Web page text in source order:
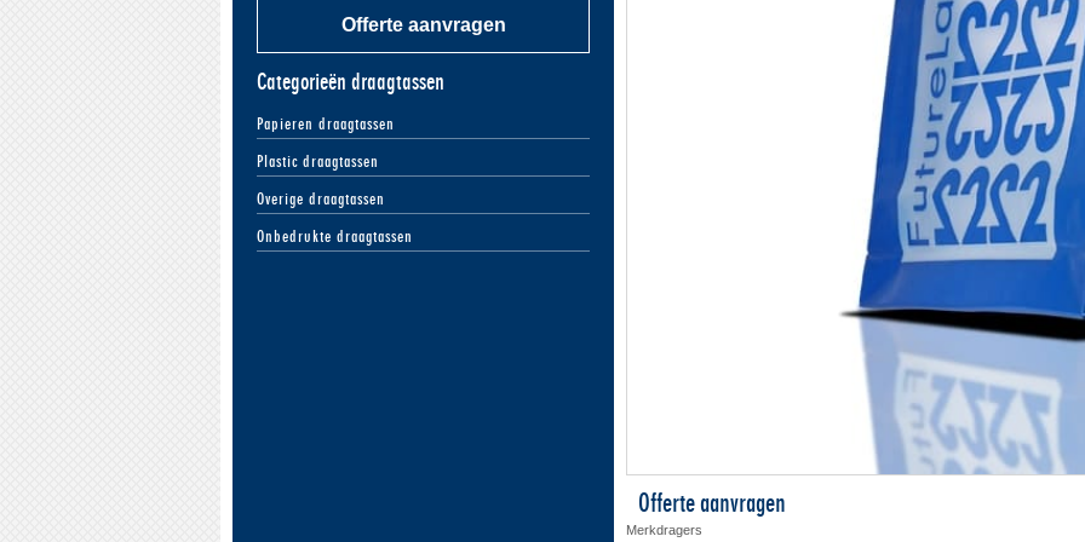
Offerte aanvragen
Categorieën draagtassen
Papieren draagtassen
Plastic draagtassen
Overige draagtassen
Onbedrukte draagtassen
Offerte aanvragen
Merkdragers